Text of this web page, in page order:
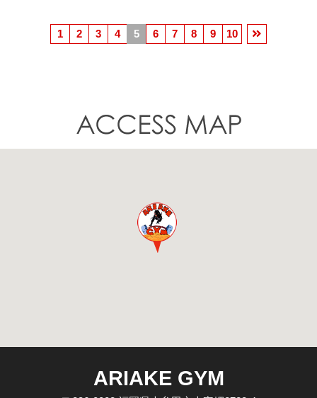
1 2 3 4 5 6 7 8 9 10
ARIAKE GYM